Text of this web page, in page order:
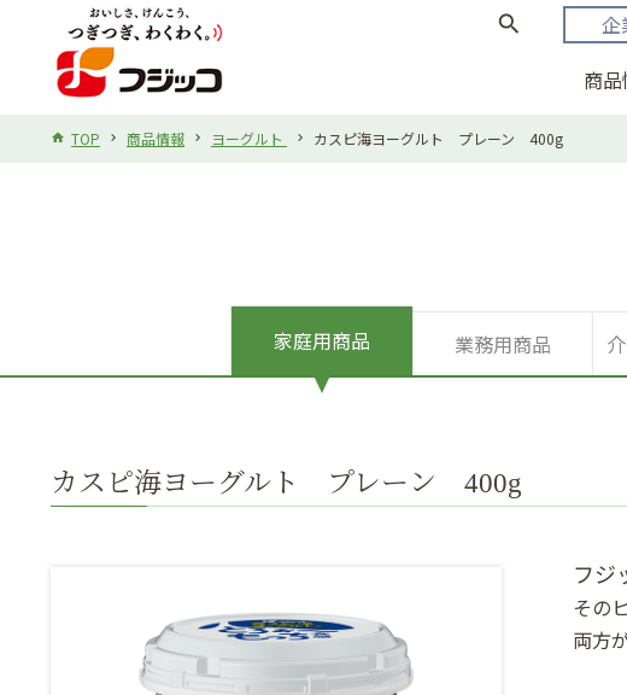
商
search 企
TOP 商品情報 ヨーグルト カスピ海ヨーグルト プレーン 400g
家庭用商品 業務用商品
カスピ海ヨーグルト プレーン 400g
フジ
その
両方